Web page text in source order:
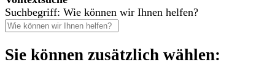
Suchbegriff: Wie können wir Ihnen helfen?
Sie können zusätzlich wählen: